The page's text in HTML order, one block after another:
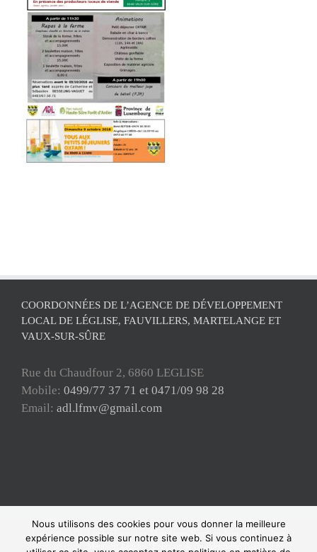
COORDONNÉES DE L’AGENCE DE DÉVELOPPEMENT
LOCAL DE LÉGLISE, FAUVILLERS, MARTELANGE ET
VAUX-SUR-SÛRE
Rue du Chaudfour 2, 6860 LEGLISE
Mobile: 0499/77 37 71 et 0471/09 98 28
Email: adl.lfmv@gmail.com
Copyright ADL Léglise-Fauvillers-Martelange-Vaux-sur-Sûre 2021 © Tous
droits réservés |
| Powered by
Nous utilisons des cookies pour vous donner la meilleure
expérience possible sur notre site web. Si vous continuez à